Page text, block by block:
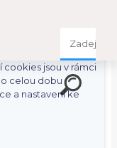
webové stránky
"OK" souhlasíte s
cookies jsou v rámci
celou dobu
a nastavení ke